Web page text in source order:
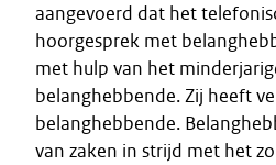
aangevoerd dat het
hoorgesprek met
met hulp van het
belanghebbende. Zij heeft
belanghebbende.
van zaken in strijd met het